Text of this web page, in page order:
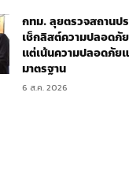
กทม. ลุยตรวจสถานป
เช็กลิสต์ความปลอดภั
แต่เน้นความปลอดภัย
มาตรฐาน
6 ส.ค. 2026